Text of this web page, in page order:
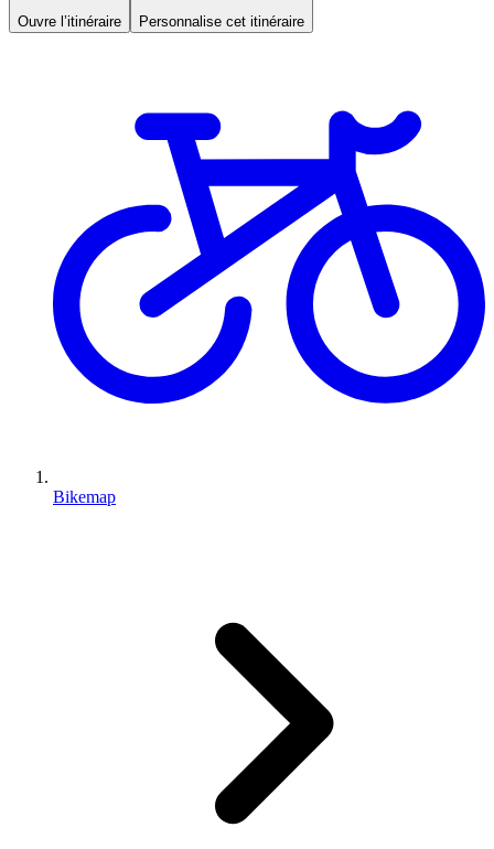
Ouvre l’itinéraire Personnalise cet itinéraire
Bikemap